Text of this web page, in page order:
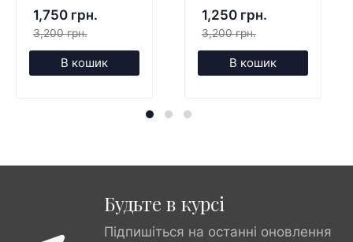
1,750 грн.
3,200 грн.
В кошик
1,250 грн.
3,200 грн.
В кошик
Будьте в курсі
Підпишіться на останні оновлення